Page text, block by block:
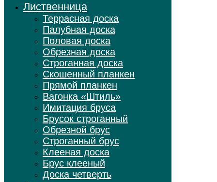
Лиственница
Террасная доска
Палубная доска
Половая доска
Обрезная доска
Строганная доска
Скошенный планкен
Прямой планкен
Вагонка «Штиль»
Имитация бруса
Брусок строганный
Обрезной брус
Строганный брус
Клееная доска
Брус клееный
Доска четверть